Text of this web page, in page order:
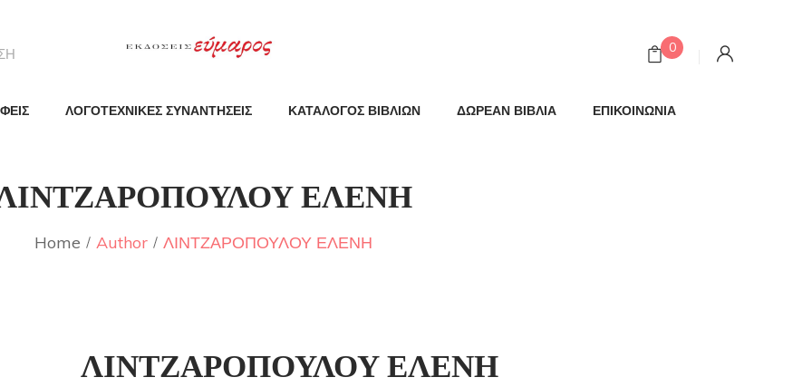
0
ΛΟΓΟΤΕΧΝΙΚΕΣ ΣΥΝΑΝΤΗΣΕΙΣ ΚΑΤΑΛΟΓΟΣ ΒΙΒΛΙΩΝ ΔΩΡΕΑΝ ΒΙΒΛΙΑ ΕΠΙΚΟΙΝΩΝΙΑ
ΕΛΕΝΗ
Home Author ΛΙΝΤΖΑΡΟΠΟΥΛΟΥ ΕΛΕΝΗ
ΛΙΝΤΖΑΡΟΠΟΥΛΟΥ ΕΛΕΝΗ